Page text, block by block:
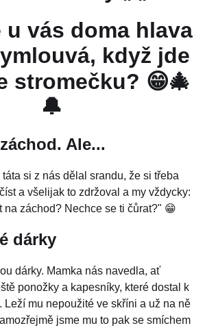
u vás doma hlava
když jde
stromečku? 😁🎄
🔔
Ale...
si z nás dělal srandu, že si třeba
a všelijak to zdržoval a my vždycky:
na záchod? Nechce se ti čůrat?" 😁
dárky
dárky. Mamka nás navedla, ať
ponožky a kapesníky, které dostal k
Leží mu nepoužité ve skříni a už na ně
jsme mu to pak se smíchem